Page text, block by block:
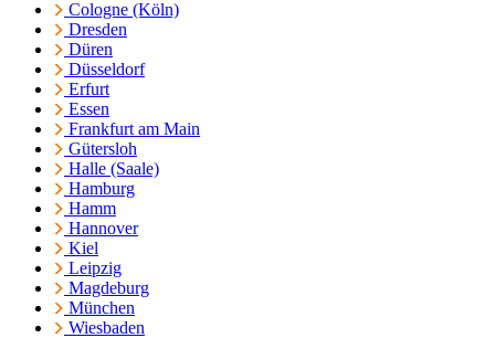
Cologne (Köln)
Dresden
Düren
Düsseldorf
Erfurt
Essen
Frankfurt am Main
Gütersloh
Halle (Saale)
Hamburg
Hamm
Hannover
Kiel
Leipzig
Magdeburg
München
Wiesbaden